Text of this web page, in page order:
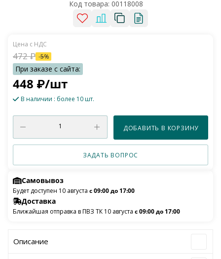
Код товара: 00118008
448 ₽/шт
472₽ -5%
В наличии : более 10 шт.
ДОБАВИТЬ В КОРЗИНУ
ЗАДАТЬ ВОПРОС
Самовывоз
Будет доступен 10 августа с 09:00 до 17:00
Доставка
Ближайшая отправка в ПВЗ ТК 10 августа с 09:00 до 17:00
Описание